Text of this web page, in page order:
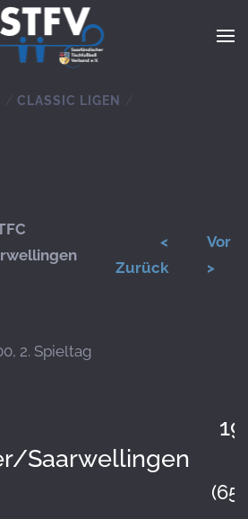
CLASSIC LIGEN
<
Zurück
Vor
>
2. Spieltag
Saarwellingen